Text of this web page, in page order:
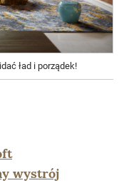
ład i porządek!
wystrój